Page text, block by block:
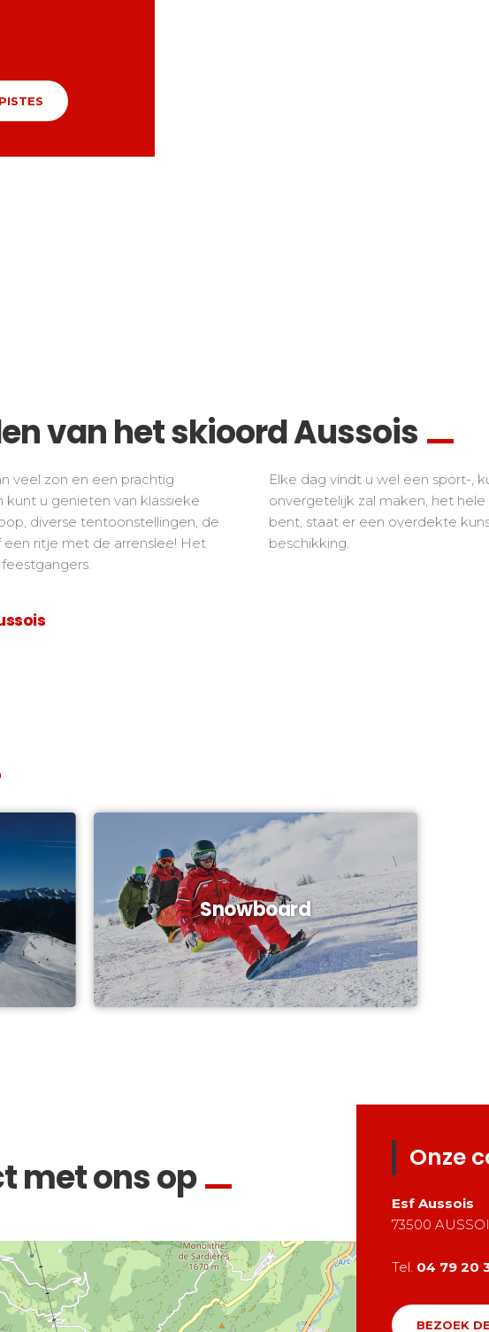
van het skioord Aussois
veel zon en een prachtig
kunt u genieten van klassieke
diverse tentoonstellingen, de
ritje met de arrenslee! Het
Elke dag vindt u wel een sport-,
onvergetelijk zal maken, het
bent, staat er een overdekte
beschikking.
Snowboard
Onze
Esf Aussois
73500
Tel. 04 79 20
BEZOEK
met ons op